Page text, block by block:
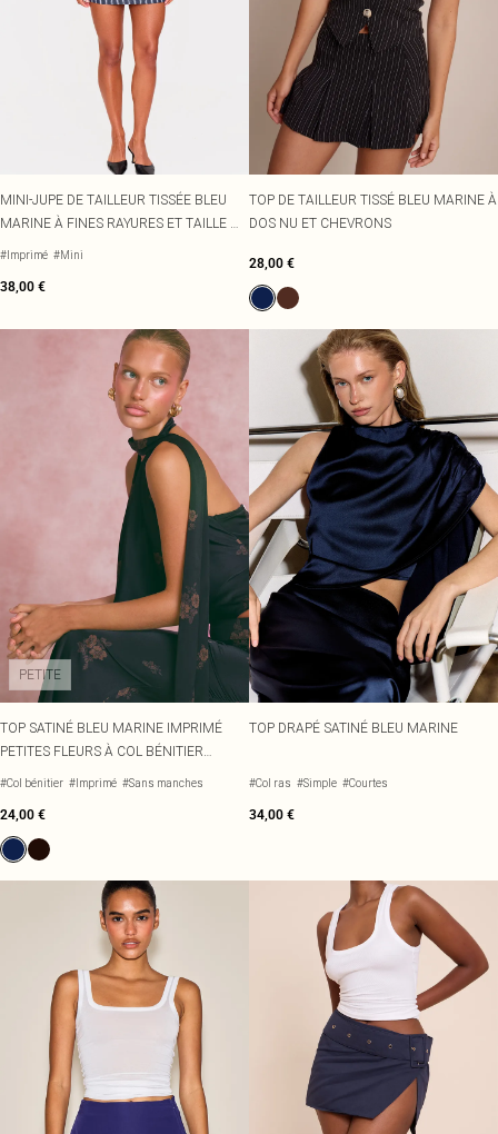
MINI-JUPE DE TAILLEUR TISSÉE BLEU
MARINE À FINES RAYURES ET TAILLE MI-
HAUTE
#Imprimé #Mini
38,00 €
TOP DE TAILLEUR TISSÉ BLEU MARINE À
DOS NU ET CHEVRONS
28,00 €
PETITE
TOP SATINÉ BLEU MARINE IMPRIMÉ
PETITES FLEURS À COL BÉNITIER
DÉCOLLETÉ
#Col bénitier #Imprimé #Sans manches
24,00 €
TOP DRAPÉ SATINÉ BLEU MARINE
#Col ras #Simple #Courtes
34,00 €